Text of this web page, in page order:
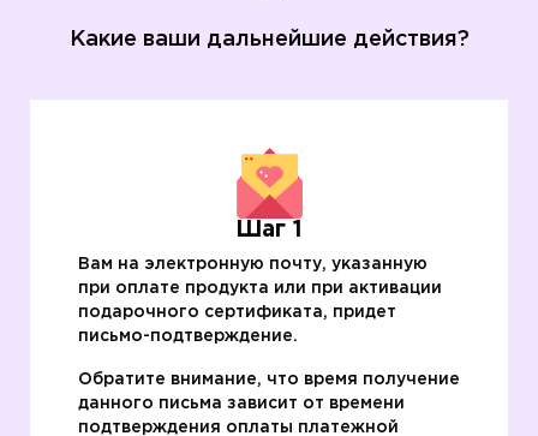
Какие ваши дальнейшие действия?
Шаг 1
Вам на электронную почту, указанную
при оплате продукта или при активации
подарочного сертификата, придет
письмо-подтверждение.
Обратите внимание, что время получение
данного письма зависит от времени
подтверждения оплаты платежной